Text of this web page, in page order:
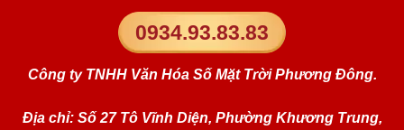
0934.93.83.83
Công ty TNHH Văn Hóa Số Mặt Trời Phương Đông.
Địa chỉ: Số 27 Tô Vĩnh Diện, Phường Khương Trung,